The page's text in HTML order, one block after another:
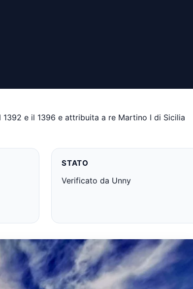
e il 1396 e attribuita a re Martino I di Sicilia
STATO
Verificato da Unny